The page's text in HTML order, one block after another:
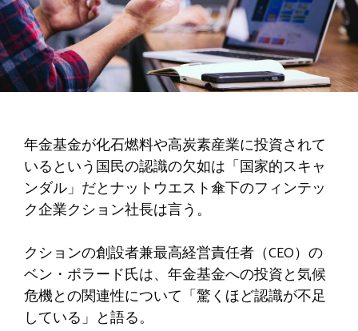
年金基金が化石燃料や高炭素産業に投資されて
いるという国民の認識の欠如は「国家的スキャ
ンダル」だとナットウエスト傘下のフィンテッ
ク企業クション社長は言う。
クションの創設者兼最高経営責任者（CEO）の
ベン・ポラード氏は、年金基金への投資と気候
危機との関連性について「驚くほど認識が不足
している」と語る。